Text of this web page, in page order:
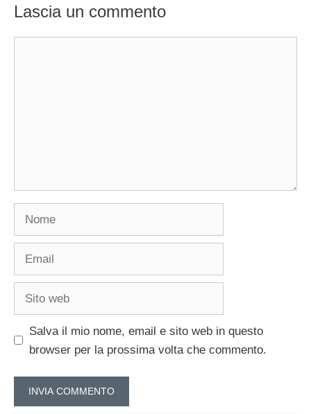
Lascia un commento
Salva il mio nome, email e sito web in questo
browser per la prossima volta che commento.